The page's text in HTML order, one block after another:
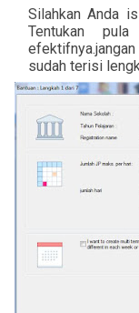
Silahkan Anda
Tentukan
sudah terisi